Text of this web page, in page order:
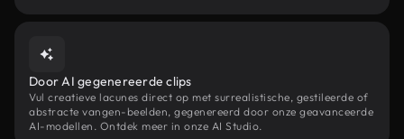
Door AI gegenereerde clips
Vul creatieve lacunes direct op met surrealistische, gestileerde of
abstracte vangen-beelden, gegenereerd door onze geavanceerde
AI-modellen. Ontdek meer in onze AI Studio.